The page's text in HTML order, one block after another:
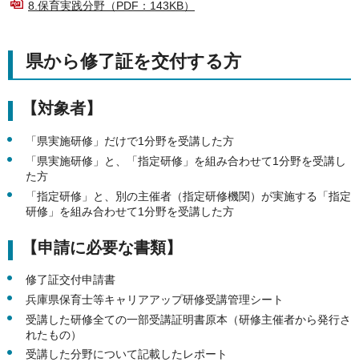
8.保育実践分野（PDF：143KB）
県から修了証を交付する方
【対象者】
「県実施研修」だけで1分野を受講した方
「県実施研修」と、「指定研修」を組み合わせて1分野を受講し
た方
「指定研修」と、別の主催者（指定研修機関）が実施する「指定
研修」を組み合わせて1分野を受講した方
【申請に必要な書類】
修了証交付申請書
兵庫県保育士等キャリアアップ研修受講管理シート
受講した研修全ての一部受講証明書原本（研修主催者から発行さ
れたもの）
受講した分野について記載したレポート